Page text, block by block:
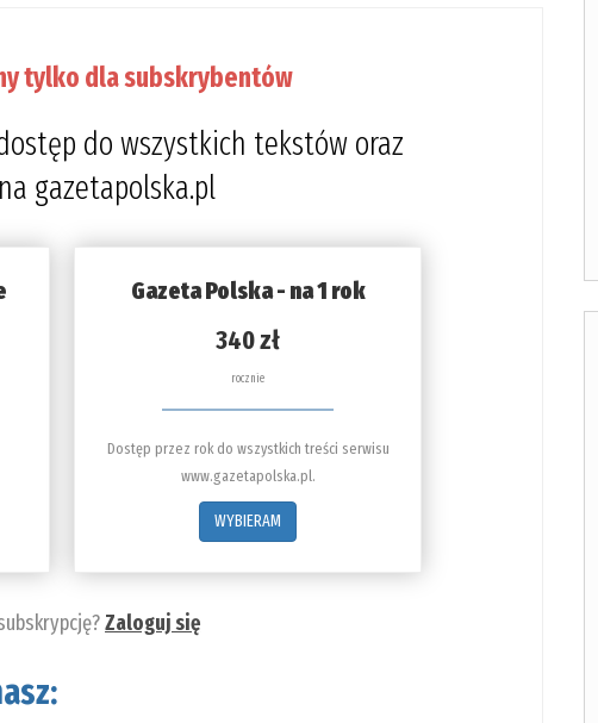
tylko dla subskrybentów
do wszystkich tekstów oraz
gazetapolska.pl
Gazeta Polska - na 1 rok
340 zł
rocznie
Dostęp przez rok do wszystkich treści serwisu
www.gazetapolska.pl.
WYBIERAM
Zaloguj się